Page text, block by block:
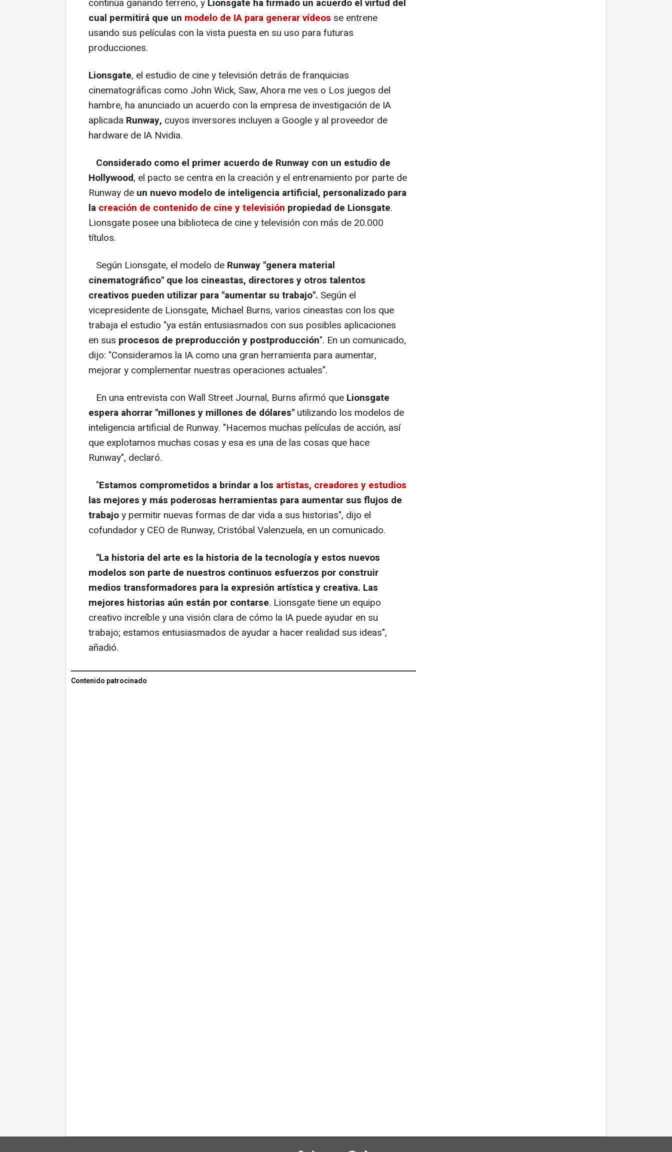
continúa ganando terreno, y Lionsgate ha firmado un acuerdo el virtud del
cual permitirá que un modelo de IA para generar vídeos se entrene
usando sus películas con la vista puesta en su uso para futuras
producciones.
Lionsgate, el estudio de cine y televisión detrás de franquicias
cinematográficas como John Wick, Saw, Ahora me ves o Los juegos del
hambre, ha anunciado un acuerdo con la empresa de investigación de IA
aplicada Runway, cuyos inversores incluyen a Google y al proveedor de
hardware de IA Nvidia.
Considerado como el primer acuerdo de Runway con un estudio de
Hollywood, el pacto se centra en la creación y el entrenamiento por parte de
Runway de un nuevo modelo de inteligencia artificial, personalizado para
la creación de contenido de cine y televisión propiedad de Lionsgate.
Lionsgate posee una biblioteca de cine y televisión con más de 20.000
títulos.
Según Lionsgate, el modelo de Runway "genera material
cinematográfico" que los cineastas, directores y otros talentos
creativos pueden utilizar para "aumentar su trabajo". Según el
vicepresidente de Lionsgate, Michael Burns, varios cineastas con los que
trabaja el estudio "ya están entusiasmados con sus posibles aplicaciones
en sus procesos de preproducción y postproducción". En un comunicado,
dijo: "Consideramos la IA como una gran herramienta para aumentar,
mejorar y complementar nuestras operaciones actuales".
En una entrevista con Wall Street Journal, Burns afirmó que Lionsgate
espera ahorrar "millones y millones de dólares" utilizando los modelos de
inteligencia artificial de Runway. "Hacemos muchas películas de acción, así
que explotamos muchas cosas y esa es una de las cosas que hace
Runway", declaró.
"Estamos comprometidos a brindar a los artistas, creadores y estudios
las mejores y más poderosas herramientas para aumentar sus flujos de
trabajoy permitir nuevas formas de dar vida a sus historias", dijo el
cofundador y CEO de Runway, Cristóbal Valenzuela, en un comunicado.
"La historia del arte es la historia de la tecnología y estos nuevos
modelos son parte de nuestros continuos esfuerzos por construir
medios transformadores para la expresión artística y creativa. Las
mejores historias aún están por contarse. Lionsgate tiene un equipo
creativo increíble y una visión clara de cómo la IA puede ayudar en su
trabajo; estamos entusiasmados de ayudar a hacer realidad sus ideas",
añadió.
Contenido patrocinado